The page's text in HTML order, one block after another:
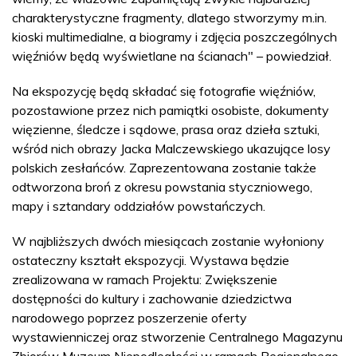
charakterystyczne fragmenty, dlatego stworzymy m.in.
kioski multimedialne, a biogramy i zdjęcia poszczególnych
więźniów będą wyświetlane na ścianach" – powiedział.
Na ekspozycję będą składać się fotografie więźniów,
pozostawione przez nich pamiątki osobiste, dokumenty
więzienne, śledcze i sądowe, prasa oraz dzieła sztuki,
wśród nich obrazy Jacka Malczewskiego ukazujące losy
polskich zesłańców. Zaprezentowana zostanie także
odtworzona broń z okresu powstania styczniowego,
mapy i sztandary oddziałów powstańczych.
W najbliższych dwóch miesiącach zostanie wyłoniony
ostateczny kształt ekspozycji. Wystawa będzie
zrealizowana w ramach Projektu: Zwiększenie
dostępności do kultury i zachowanie dziedzictwa
narodowego poprzez poszerzenie oferty
wystawienniczej oraz stworzenie Centralnego Magazynu